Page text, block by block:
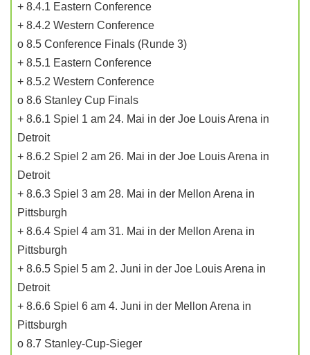
+ 8.4.1 Eastern Conference
+ 8.4.2 Western Conference
o 8.5 Conference Finals (Runde 3)
+ 8.5.1 Eastern Conference
+ 8.5.2 Western Conference
o 8.6 Stanley Cup Finals
+ 8.6.1 Spiel 1 am 24. Mai in der Joe Louis Arena in
Detroit
+ 8.6.2 Spiel 2 am 26. Mai in der Joe Louis Arena in
Detroit
+ 8.6.3 Spiel 3 am 28. Mai in der Mellon Arena in
Pittsburgh
+ 8.6.4 Spiel 4 am 31. Mai in der Mellon Arena in
Pittsburgh
+ 8.6.5 Spiel 5 am 2. Juni in der Joe Louis Arena in
Detroit
+ 8.6.6 Spiel 6 am 4. Juni in der Mellon Arena in
Pittsburgh
o 8.7 Stanley-Cup-Sieger